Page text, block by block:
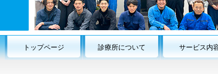
トップページ 診療所について サービス内